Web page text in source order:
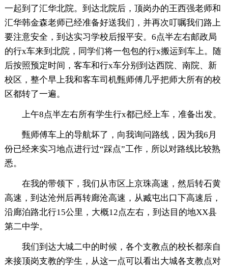
一起到了汇华北院。到达北院后，顶岗办的王西强老师和
汇华韩金森老师已经准备好送我们，并再次叮嘱我们路上
要注意安全，到达实习学校后报平安。6点半左右邮政局
的行x车来到北院，同学们将一包包的行x搬运到车上。随
后按照预定时间，客车和行x车分别到达西院、南院、新
校区，整个早上我和客车司机甄师傅几乎把师大所有的校
区都转了一遍。
上午8点半左右所有学生行x都已经上车，准备出发。
甄师傅车上的导航坏了，向我询问路线，因为我6月
份已经来实习地点进行过“踩点”工作，所以对路线比较熟
悉。
在我的带领下，我们从市区上京珠高速，然后转石黄
高速，到达沧州后再转廊沧高速，从臧屯出口下高速后，
沿廊泊路北行15公里，大概12点左右，到达目的地XX县
第二中学。
我们到达大城二中的时候，各个支教点的校长都亲自
来接顶岗支教的学生，从这一点可以看出大城各支教点对